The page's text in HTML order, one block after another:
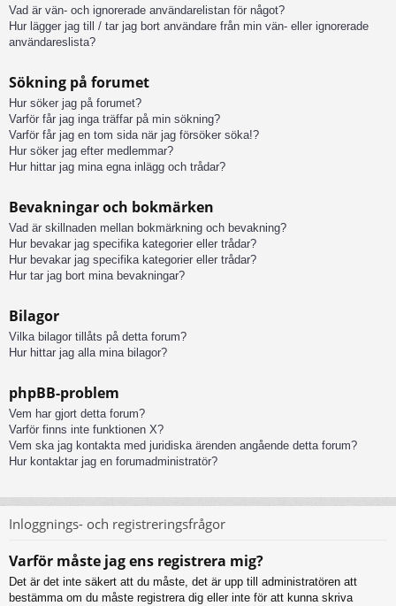
Vad är vän- och ignorerade användarelistan för något?
Hur lägger jag till / tar jag bort användare från min vän- eller ignorerade
användareslista?
Sökning på forumet
Hur söker jag på forumet?
Varför får jag inga träffar på min sökning?
Varför får jag en tom sida när jag försöker söka!?
Hur söker jag efter medlemmar?
Hur hittar jag mina egna inlägg och trådar?
Bevakningar och bokmärken
Vad är skillnaden mellan bokmärkning och bevakning?
Hur bevakar jag specifika kategorier eller trådar?
Hur bevakar jag specifika kategorier eller trådar?
Hur tar jag bort mina bevakningar?
Bilagor
Vilka bilagor tillåts på detta forum?
Hur hittar jag alla mina bilagor?
phpBB-problem
Vem har gjort detta forum?
Varför finns inte funktionen X?
Vem ska jag kontakta med juridiska ärenden angående detta forum?
Hur kontaktar jag en forumadministratör?
Inloggnings- och registreringsfrågor
Varför måste jag ens registrera mig?
Det är det inte säkert att du måste, det är upp till administratören att
bestämma om du måste registrera dig eller inte för att kunna skriva